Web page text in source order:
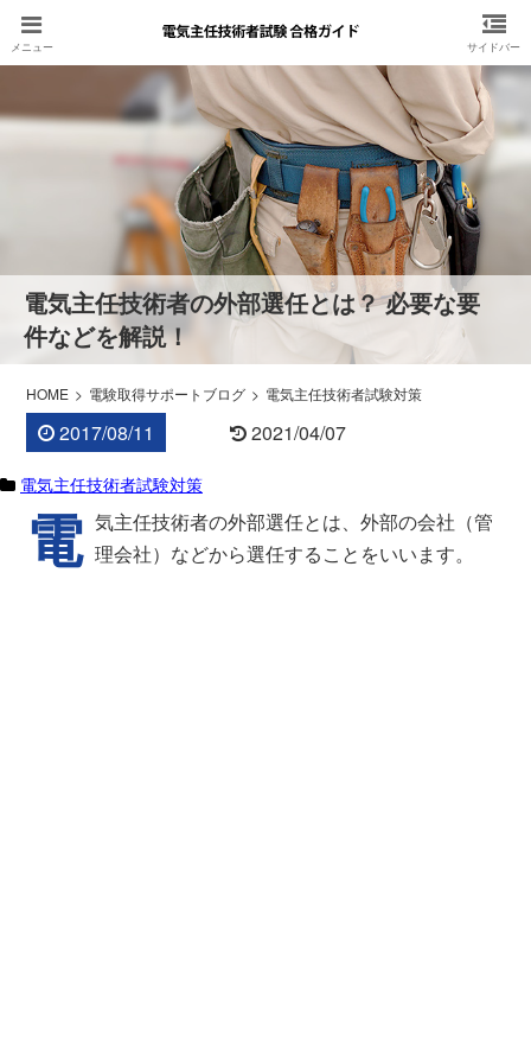
電気主任技術者の外部選任とは？ 必要な要
件などを解説！
HOME 電験取得サポートブログ 電気主任技術者試験対策
2017/08/11 2021/04/07
電気主任技術者試験対策
電 気主任技術者の外部選任とは、外部の会社（管
理会社）などから選任することをいいます。